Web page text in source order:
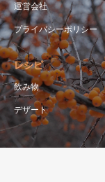
運営会社
プライバシーポリシー
レシピ
飲み物
デザート